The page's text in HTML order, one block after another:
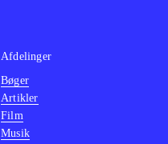
Afdelinger
Bøger
Artikler
Film
Musik